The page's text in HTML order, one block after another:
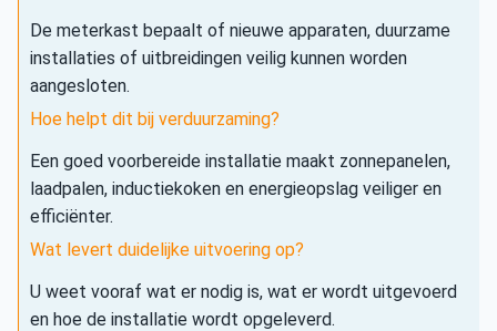
De meterkast bepaalt of nieuwe apparaten, duurzame
installaties of uitbreidingen veilig kunnen worden
aangesloten.
Hoe helpt dit bij verduurzaming?
Een goed voorbereide installatie maakt zonnepanelen,
laadpalen, inductiekoken en energieopslag veiliger en
efficiënter.
Wat levert duidelijke uitvoering op?
U weet vooraf wat er nodig is, wat er wordt uitgevoerd
en hoe de installatie wordt opgeleverd.